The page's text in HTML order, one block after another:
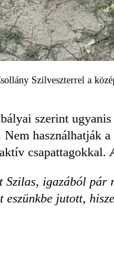
Szilveszterrel a
szerint
használhatják
csapattagokkal.
igazából
jutott,